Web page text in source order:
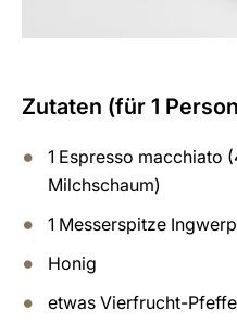
Zutaten (für 1
1 Espresso macchiato
Milchschaum)
1 Messerspitze
Honig
etwas Vierfrucht-